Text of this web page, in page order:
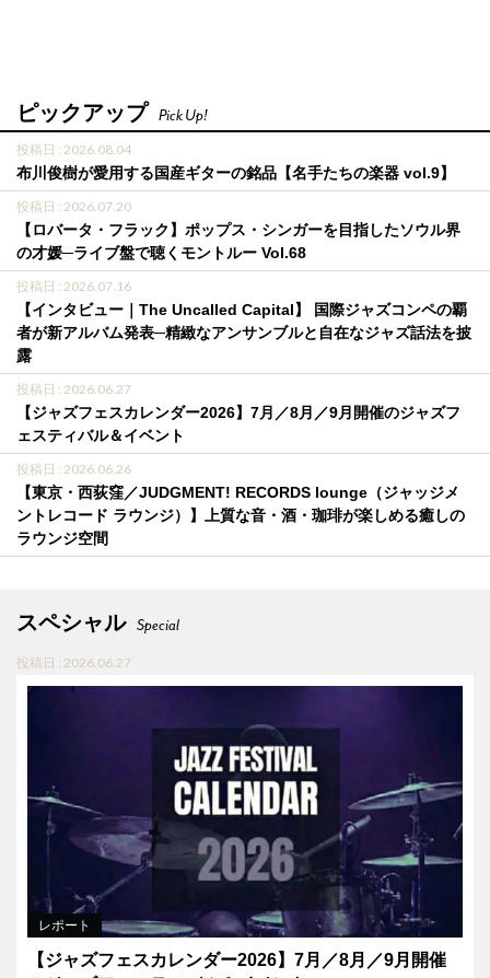
ピックアップ Pick Up!
投稿日 : 2026.08.04
布川俊樹が愛用する国産ギターの銘品【名手たちの楽器 vol.9】
投稿日 : 2026.07.20
【ロバータ・フラック】ポップス・シンガーを目指したソウル界
の才媛─ライブ盤で聴くモントルー Vol.68
投稿日 : 2026.07.16
【インタビュー｜The Uncalled Capital】 国際ジャズコンペの覇
者が新アルバム発表─精緻なアンサンブルと自在なジャズ話法を披
露
投稿日 : 2026.06.27
【ジャズフェスカレンダー2026】7月／8月／9月開催のジャズフ
ェスティバル＆イベント
投稿日 : 2026.06.26
【東京・西荻窪／JUDGMENT! RECORDS lounge（ジャッジメ
ントレコード ラウンジ）】上質な音・酒・珈琲が楽しめる癒しの
ラウンジ空間
スペシャル Special
投稿日 : 2026.06.27
レポート
【ジャズフェスカレンダー2026】7月／8月／9月開催